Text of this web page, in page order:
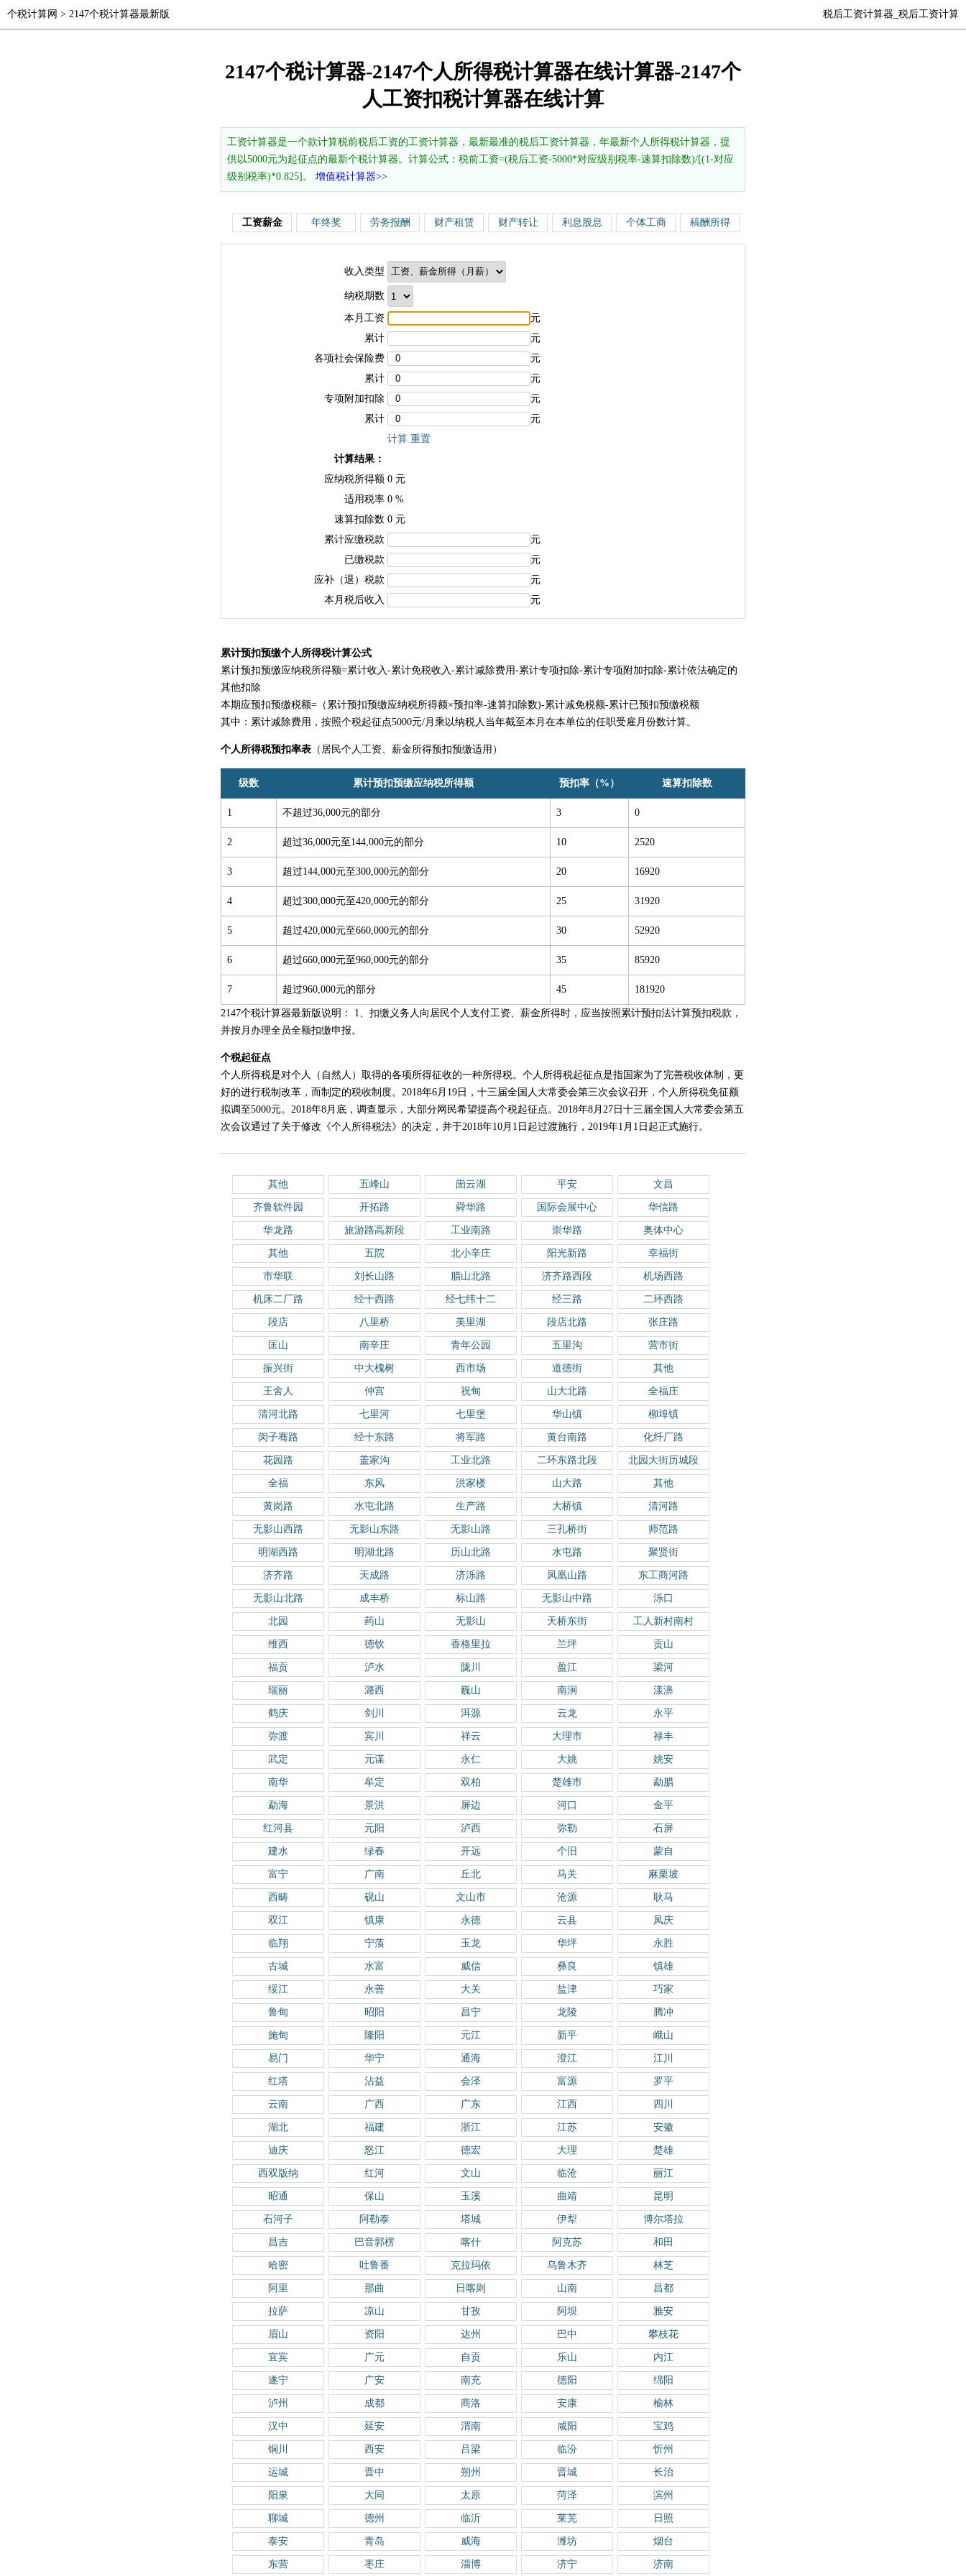
个税计算网 > 2147个税计算器最新版 税后工资计算器_税后工资计算
2147个税计算器-2147个人所得税计算器在线计算器-2147个
人工资扣税计算器在线计算
工资计算器是一个款计算税前税后工资的工资计算器，最新最准的税后工资计算器，年最新个人所得税计算器，提
供以5000元为起征点的最新个税计算器。计算公式：税前工资=(税后工资-5000*对应级别税率-速算扣除数)/[(1-对应
级别税率)*0.825]。 增值税计算器>>
工资薪金 年终奖 劳务报酬 财产租赁 财产转让 利息股息 个体工商 稿酬所得
收入类型
纳税期数
本月工资
元
累计
元
各项社会保险费
元
累计
元
专项附加扣除
元
累计
元
计算 重置
计算结果：
应纳税所得额 0 元
适用税率 0 %
速算扣除数 0 元
累计应缴税款
元
已缴税款
元
应补（退）税款
元
本月税后收入
元
累计预扣预缴个人所得税计算公式
累计预扣预缴应纳税所得额=累计收入-累计免税收入-累计减除费用-累计专项扣除-累计专项附加扣除-累计依法确定的
其他扣除
本期应预扣预缴税额=（累计预扣预缴应纳税所得额×预扣率-速算扣除数)-累计减免税额-累计已预扣预缴税额
其中：累计减除费用，按照个税起征点5000元/月乘以纳税人当年截至本月在本单位的任职受雇月份数计算。
个人所得税预扣率表 （居民个人工资、薪金所得预扣预缴适用）
级数 累计预扣预缴应纳税所得额 预扣率（%） 速算扣除数
1 不超过36,000元的部分 3 0
2 超过36,000元至144,000元的部分 10 2520
3 超过144,000元至300,000元的部分 20 16920
4 超过300,000元至420,000元的部分 25 31920
5 超过420,000元至660,000元的部分 30 52920
6 超过660,000元至960,000元的部分 35 85920
7 超过960,000元的部分 45 181920
2147个税计算器最新版说明： 1、扣缴义务人向居民个人支付工资、薪金所得时，应当按照累计预扣法计算预扣税款，
并按月办理全员全额扣缴申报。
个税起征点
个人所得税是对个人（自然人）取得的各项所得征收的一种所得税。个人所得税起征点是指国家为了完善税收体制，更
好的进行税制改革，而制定的税收制度。2018年6月19日，十三届全国人大常委会第三次会议召开，个人所得税免征额
拟调至5000元。2018年8月底，调查显示，大部分网民希望提高个税起征点。2018年8月27日十三届全国人大常委会第五
次会议通过了关于修改《个人所得税法》的决定，并于2018年10月1日起过渡施行，2019年1月1日起正式施行。
其他 五峰山 崮云湖 平安 文昌
齐鲁软件园 开拓路 舜华路 国际会展中心 华信路
华龙路 旅游路高新段 工业南路 崇华路 奥体中心
其他 五院 北小辛庄 阳光新路 幸福街
市华联 刘长山路 腊山北路 济齐路西段 机场西路
机床二厂路 经十西路 经七纬十二 经三路 二环西路
段店 八里桥 美里湖 段店北路 张庄路
匡山 南辛庄 青年公园 五里沟 营市街
振兴街 中大槐树 西市场 道德街 其他
王舍人 仲宫 祝甸 山大北路 全福庄
清河北路 七里河 七里堡 华山镇 柳埠镇
闵子骞路 经十东路 将军路 黄台南路 化纤厂路
花园路 盖家沟 工业北路 二环东路北段 北园大街历城段
全福 东风 洪家楼 山大路 其他
黄岗路 水屯北路 生产路 大桥镇 清河路
无影山西路 无影山东路 无影山路 三孔桥街 师范路
明湖西路 明湖北路 历山北路 水屯路 聚贤街
济齐路 天成路 济泺路 凤凰山路 东工商河路
无影山北路 成丰桥 标山路 无影山中路 泺口
北园 药山 无影山 天桥东街 工人新村南村
维西 德钦 香格里拉 兰坪 贡山
福贡 泸水 陇川 盈江 梁河
瑞丽 潞西 巍山 南涧 漾濞
鹤庆 剑川 洱源 云龙 永平
弥渡 宾川 祥云 大理市 禄丰
武定 元谋 永仁 大姚 姚安
南华 牟定 双柏 楚雄市 勐腊
勐海 景洪 屏边 河口 金平
红河县 元阳 泸西 弥勒 石屏
建水 绿春 开远 个旧 蒙自
富宁 广南 丘北 马关 麻栗坡
西畴 砚山 文山市 沧源 耿马
双江 镇康 永德 云县 凤庆
临翔 宁蒗 玉龙 华坪 永胜
古城 水富 威信 彝良 镇雄
绥江 永善 大关 盐津 巧家
鲁甸 昭阳 昌宁 龙陵 腾冲
施甸 隆阳 元江 新平 峨山
易门 华宁 通海 澄江 江川
红塔 沾益 会泽 富源 罗平
云南 广西 广东 江西 四川
湖北 福建 浙江 江苏 安徽
迪庆 怒江 德宏 大理 楚雄
西双版纳 红河 文山 临沧 丽江
昭通 保山 玉溪 曲靖 昆明
石河子 阿勒泰 塔城 伊犁 博尔塔拉
昌吉 巴音郭楞 喀什 阿克苏 和田
哈密 吐鲁番 克拉玛依 乌鲁木齐 林芝
阿里 那曲 日喀则 山南 昌都
拉萨 凉山 甘孜 阿坝 雅安
眉山 资阳 达州 巴中 攀枝花
宜宾 广元 自贡 乐山 内江
遂宁 广安 南充 德阳 绵阳
泸州 成都 商洛 安康 榆林
汉中 延安 渭南 咸阳 宝鸡
铜川 西安 吕梁 临汾 忻州
运城 晋中 朔州 晋城 长治
阳泉 大同 太原 菏泽 滨州
聊城 德州 临沂 莱芜 日照
泰安 青岛 威海 潍坊 烟台
东营 枣庄 淄博 济宁 济南